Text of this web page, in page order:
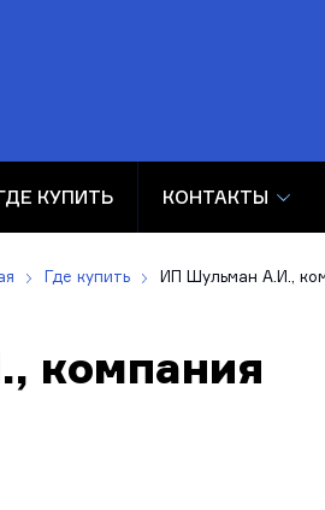
КУПИТЬ КОНТАКТЫ
Где купить ИП Шульман А.И.,
компания